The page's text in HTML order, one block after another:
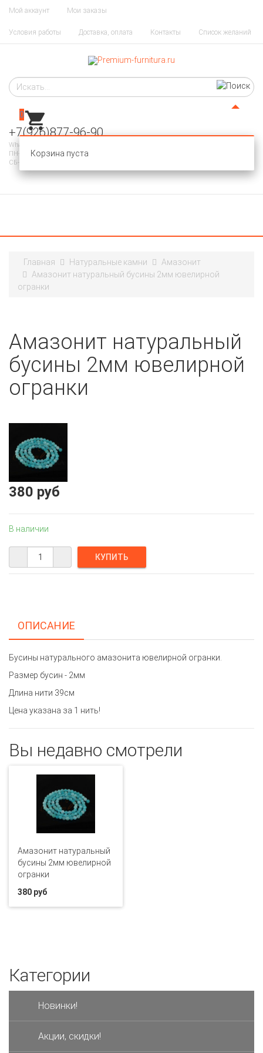
Мой аккаунт Мои заказы
Условия работы Доставка, оплата Контакты Список желаний
+7(926)877-96-90
WhatsApp, Telegram
ПН-ПТ 10-20
СБ-ВС - ВЫХОДНОЙ
0
Корзина пуста
Главная Натуральные камни
Амазонит
Амазонит натуральный бусины 2мм ювелирной
огранки
Амазонит натуральный
бусины 2мм ювелирной
огранки
380 руб
В наличии
ОПИСАНИЕ
Бусины натурального амазонита ювелирной огранки.
Размер бусин - 2мм
Длина нити 39см
Цена указана за 1 нить!
Вы недавно смотрели
Амазонит натуральный
бусины 2мм ювелирной
огранки
380 руб
Категории
Новинки!
Акции, скидки!